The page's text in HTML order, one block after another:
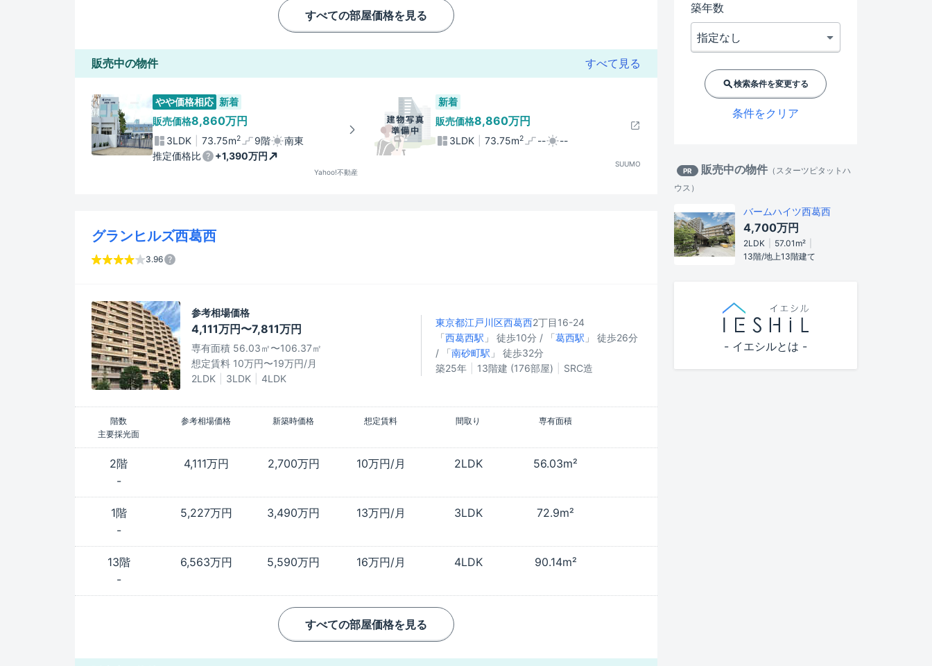
すべての部屋価格を見る
販売中の物件 すべて見る
やや価格相応 新着
販売価格8,860万円
3LDK 73.75m2 9階
南東
推定価格比
+1,390万円
Yahoo!不動産
新着
販売価格8,860万円
3LDK 73.75m2 -- --
SUUMO
グランヒルズ西葛西
3.96
参考相場価格
4,111万円〜7,811万円
専有面積 56.03㎡〜106.37㎡
想定賃料 10万円〜19万円/月
2LDK
3LDK 4LDK
東京都江戸川区西葛西2丁目16-24
「西葛西駅 」 徒歩10分 / 「葛西駅 」 徒歩26分
/ 「南砂町駅 」 徒歩32分
築25年
13階建 (176部屋) SRC造
階数 参考相場価格 新築時価格 想定賃料 間取り
専有面積
主要採光面
2階 4,111万円 2,700万円 10万円/月 2LDK
56.03m²
-
1階 5,227万円 3,490万円 13万円/月 3LDK
72.9m²
-
13階 6,563万円 5,590万円 16万円/月 4LDK
90.14m²
-
すべての部屋価格を見る
築年数
検索条件を変更する
条件をクリア
PR 販売中の物件 （ スターツピタットハ
ウス ）
バームハイツ西葛西
4,700万円
2LDK
57.01m²
13階/地上13階建て
- イエシルとは -